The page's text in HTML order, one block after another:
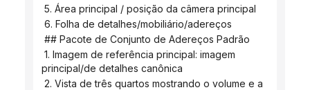
5. Área principal / posição da câmera principal
6. Folha de detalhes/mobiliário/adereços
## Pacote de Conjunto de Adereços Padrão
principal/de detalhes canônica